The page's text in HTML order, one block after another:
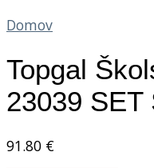
Domov
Topgal
23039 SET
91.80 €